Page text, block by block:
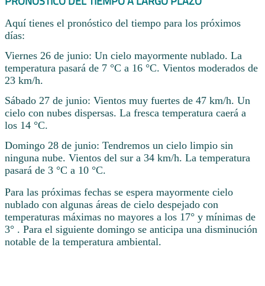
Aquí tienes el pronóstico del tiempo para los próximos
días:
Viernes 26 de junio: Un cielo mayormente nublado. La
temperatura pasará de 7 °C a 16 °C. Vientos moderados de
23 km/h.
Sábado 27 de junio: Vientos muy fuertes de 47 km/h. Un
cielo con nubes dispersas. La fresca temperatura caerá a
los 14 °C.
Domingo 28 de junio: Tendremos un cielo limpio sin
ninguna nube. Vientos del sur a 34 km/h. La temperatura
pasará de 3 °C a 10 °C.
Para las próximas fechas se espera mayormente cielo
nublado con algunas áreas de cielo despejado con
temperaturas máximas no mayores a los 17° y mínimas de
3° . Para el siguiente domingo se anticipa una disminución
notable de la temperatura ambiental.